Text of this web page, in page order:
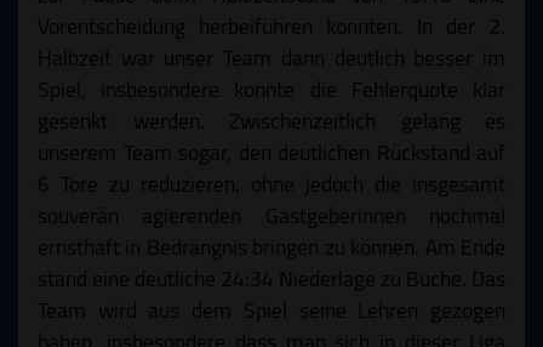
Vorentscheidung herbeiführen konnten. In der 2.
Halbzeit war unser Team dann deutlich besser im
Spiel, insbesondere konnte die Fehlerquote klar
gesenkt werden. Zwischenzeitlich gelang es
unserem Team sogar, den deutlichen Rückstand auf
6 Tore zu reduzieren, ohne jedoch die insgesamt
souverän agierenden Gastgeberinnen nochmal
ernsthaft in Bedrängnis bringen zu können. Am Ende
stand eine deutliche 24:34 Niederlage zu Buche. Das
Team wird aus dem Spiel seine Lehren gezogen